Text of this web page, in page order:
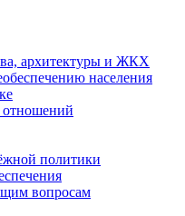
архитектуры и ЖКХ
населения
отношений
политики
вопросам